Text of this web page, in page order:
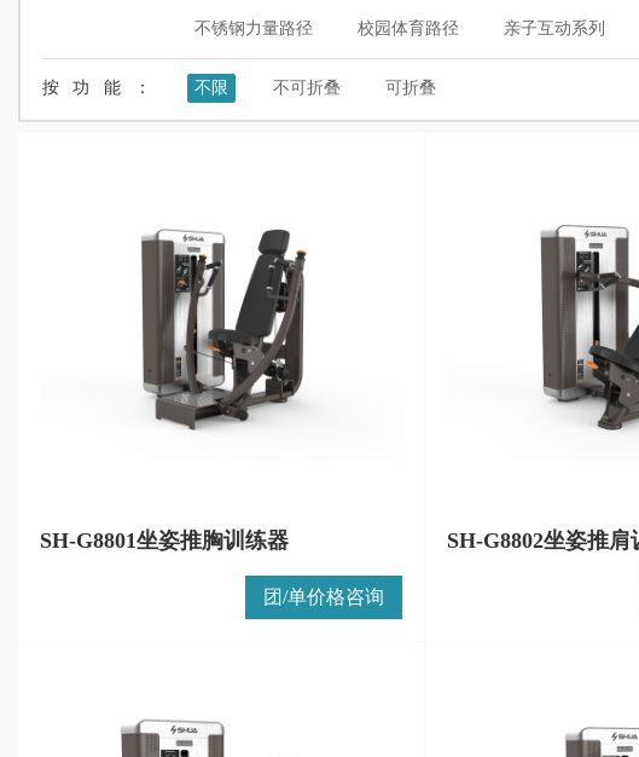
不锈钢力量路径 校园体育路径 亲子互动系列
按功能： 不限 不可折叠 可折叠
SH-G8801坐姿推胸训练器
团/单价格咨询
SH-G8802坐姿推肩